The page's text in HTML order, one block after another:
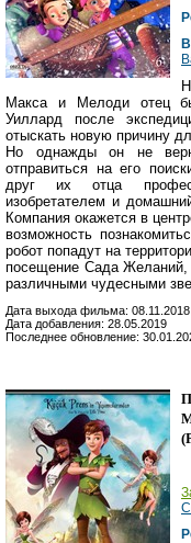
Макса и Мелоди отец
Уиллард после
отыскать новую причину
Но однажды он не
отправиться на его
друг их отца
изобретателем и
Компания окажется в
возможность
робот попадут на
посещение Сада Желаний,
различными чудесными
Дата выхода фильма: 08.11.2018
Дата добавления: 28.05.2019
Последнее обновление:
(